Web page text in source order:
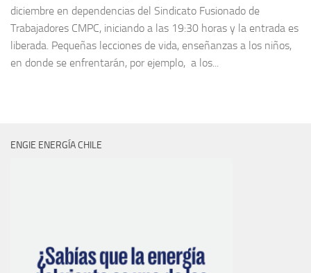
diciembre en dependencias del Sindicato Fusionado de
Trabajadores CMPC, iniciando a las 19:30 horas y la entrada es
liberada. Pequeñas lecciones de vida, enseñanzas a los niños,
en donde se enfrentarán, por ejemplo, a los...
ENGIE ENERGÍA CHILE